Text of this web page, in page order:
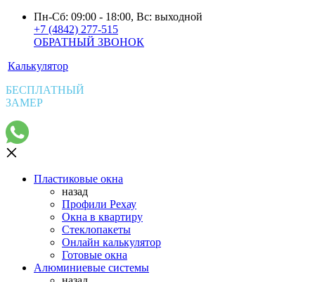
Пн-Сб: 09:00 - 18:00, Вс: выходной
+7 (4842) 277-515
ОБРАТНЫЙ ЗВОНОК
Калькулятор
БЕСПЛАТНЫЙ
ЗАМЕР
Пластиковые окна
назад
Профили Рехау
Окна в квартиру
Стеклопакеты
Онлайн калькулятор
Готовые окна
Алюминиевые системы